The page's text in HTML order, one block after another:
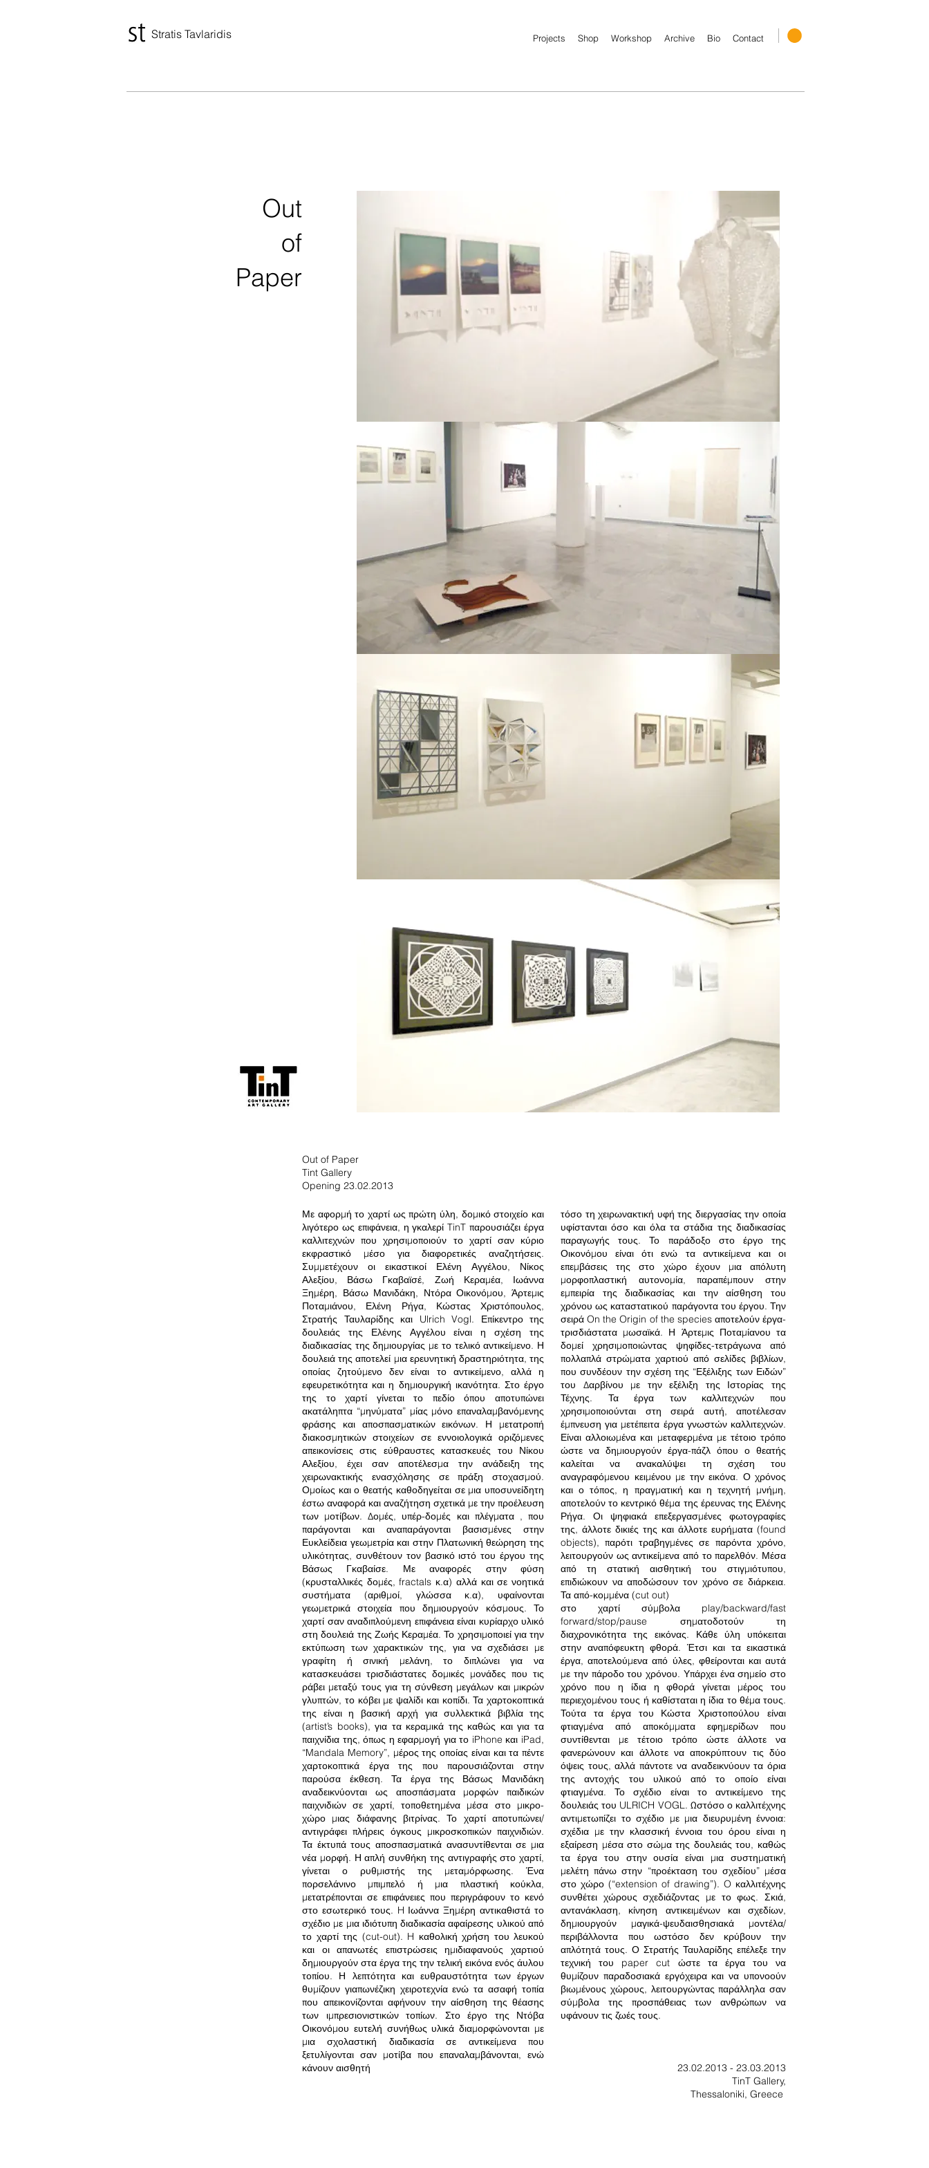
Stratis Tavlaridis Projects Shop Workshop Archive Bio Contact
Out
of
Paper
Out of Paper
Tint Gallery
Opening 23.02.2013
Με αφορμή το χαρτί ως πρώτη ύλη, δομικό στοιχείο και
λιγότερο ως επιφάνεια, η γκαλερί TinT παρουσιάζει έργα
καλλιτεχνών που χρησιμοποιούν το χαρτί σαν κύριο
εκφραστικό μέσο για διαφορετικές αναζητήσεις.
Συμμετέχουν οι εικαστικοί Ελένη Αγγέλου, Νίκος
Αλεξίου, Βάσω Γκαβαϊσέ, Ζωή Κεραμέα, Ιωάννα
Ξημέρη, Βάσω Μανιδάκη, Ντόρα Οικονόμου, Άρτεμις
Ποταμιάνου, Ελένη Ρήγα, Κώστας Χριστόπουλος,
Στρατής Ταυλαρίδης και Ulrich Vogl. Επίκεντρο της
δουλειάς της Ελένης Αγγέλου είναι η σχέση της
διαδικασίας της δημιουργίας με το τελικό αντικείμενο. Η
δουλειά της αποτελεί μια ερευνητική δραστηριότητα, της
οποίας ζητούμενο δεν είναι το αντικείμενο, αλλά η
εφευρετικότητα και η δημιουργική ικανότητα. Στο έργο
της το χαρτί γίνεται το πεδίο όπου αποτυπώνει
ακατάληπτα “μηνύματα” μίας μόνο επαναλαμβανόμενης
φράσης και αποσπασματικών εικόνων. Η μετατροπή
διακοσμητικών στοιχείων σε εννοιολογικά οριζόμενες
απεικονίσεις στις εύθραυστες κατασκευές του Νίκου
Αλεξίου, έχει σαν αποτέλεσμα την ανάδειξη της
χειρωνακτικής ενασχόλησης σε πράξη στοχασμού.
Ομοίως και ο θεατής καθοδηγείται σε μια υποσυνείδητη
έστω αναφορά και αναζήτηση σχετικά με την προέλευση
των μοτίβων. Δομές, υπέρ-δομές και πλέγματα , που
παράγονται και αναπαράγονται βασισμένες στην
Ευκλείδεια γεωμετρία και στην Πλατωνική θεώρηση της
υλικότητας, συνθέτουν τον βασικό ιστό του έργου της
Βάσως Γκαβαίσε. Με αναφορές στην φύση
(κρυσταλλικές δομές, fractals κ.α) αλλά και σε νοητικά
συστήματα (αριθμοί, γλώσσα κ.α), υφαίνονται
γεωμετρικά στοιχεία που δημιουργούν κόσμους. Το
χαρτί σαν αναδιπλούμενη επιφάνεια είναι κυρίαρχο υλικό
στη δουλειά της Ζωής Κεραμέα. Το χρησιμοποιεί για την
εκτύπωση των χαρακτικών της, για να σχεδιάσει με
γραφίτη ή σινική μελάνη, το διπλώνει για να
κατασκευάσει τρισδιάστατες δομικές μονάδες που τις
ράβει μεταξύ τους για τη σύνθεση μεγάλων και μικρών
γλυπτών, το κόβει με ψαλίδι και κοπίδι. Τα χαρτοκοπτικά
της είναι η βασική αρχή για συλλεκτικά βιβλία της
(artist’s books), για τα κεραμικά της καθώς και για τα
παιχνίδια της, όπως η εφαρμογή για το iPhone και iPad,
“Mandala Memory”, μέρος της οποίας είναι και τα πέντε
χαρτοκοπτικά έργα της που παρουσιάζονται στην
παρούσα έκθεση. Τα έργα της Βάσως Μανιδάκη
αναδεικνύονται ως αποσπάσματα μορφών παιδικών
παιχνιδιών σε χαρτί, τοποθετημένα μέσα στο μικρο-
χώρο μιας διάφανης βιτρίνας. Το χαρτί αποτυπώνει/
αντιγράφει πλήρεις όγκους μικροσκοπικών παιχνιδιών.
Τα έκτυπά τους αποσπασματικά ανασυντίθενται σε μια
νέα μορφή. Η απλή συνθήκη της αντιγραφής στο χαρτί,
γίνεται ο ρυθμιστής της μεταμόρφωσης. Ένα
πορσελάνινο μπιμπελό ή μια πλαστική κούκλα,
μετατρέπονται σε επιφάνειες που περιγράφουν το κενό
στο εσωτερικό τους. H Ιωάννα Ξημέρη αντικαθιστά το
σχέδιο με μια ιδιότυπη διαδικασία αφαίρεσης υλικού από
το χαρτί της (cut-out). H καθολική χρήση του λευκού
και οι απανωτές επιστρώσεις ημιδιαφανούς χαρτιού
δημιουργούν στα έργα της την τελική εικόνα ενός άυλου
τοπίου. Η λεπτότητα και ευθραυστότητα των έργων
θυμίζουν γιαπωνέζικη χειροτεχνία ενώ τα ασαφή τοπία
που απεικονίζονται αφήνουν την αίσθηση της θέασης
των ιμπρεσιονιστικών τοπίων. Στο έργο της Ντόβα
Οικονόμου ευτελή συνήθως υλικά διαμορφώνονται με
μια σχολαστική διαδικασία σε αντικείμενα που
ξετυλίγονται σαν μοτίβα που επαναλαμβάνονται, ενώ
κάνουν αισθητή
τόσο τη χειρωνακτική υφή της διεργασίας την οποία
υφίστανται όσο και όλα τα στάδια της διαδικασίας
παραγωγής τους. Το παράδοξο στο έργο της
Οικονόμου είναι ότι ενώ τα αντικείμενα και οι
επεμβάσεις της στο χώρο έχουν μια απόλυτη
μορφοπλαστική αυτονομία, παραπέμπουν στην
εμπειρία της διαδικασίας και την αίσθηση του
χρόνου ως καταστατικού παράγοντα του έργου. Την
σειρά On the Origin of the species αποτελούν έργα-
τρισδιάστατα μωσαϊκά. Η Άρτεμις Ποταμίανου τα
δομεί χρησιμοποιώντας ψηφίδες-τετράγωνα από
πολλαπλά στρώματα χαρτιού από σελίδες βιβλίων,
που συνδέουν την σχέση της “Εξέλιξης των Ειδών”
του Δαρβίνου με την εξέλιξη της Ιστορίας της
Τέχνης. Τα έργα των καλλιτεχνών που
χρησιμοποιούνται στη σειρά αυτή, αποτέλεσαν
έμπνευση για μετέπειτα έργα γνωστών καλλιτεχνών.
Είναι αλλοιωμένα και μεταφερμένα με τέτοιο τρόπο
ώστε να δημιουργούν έργα-πάζλ όπου ο θεατής
καλείται να ανακαλύψει τη σχέση του
αναγραφόμενου κειμένου με την εικόνα. Ο χρόνος
και ο τόπος, η πραγματική και η τεχνητή μνήμη,
αποτελούν το κεντρικό θέμα της έρευνας της Ελένης
Ρήγα. Οι ψηφιακά επεξεργασμένες φωτογραφίες
της, άλλοτε δικιές της και άλλοτε ευρήματα (found
objects), παρότι τραβηγμένες σε παρόντα χρόνο,
λειτουργούν ως αντικείμενα από το παρελθόν. Μέσα
από τη στατική αισθητική του στιγμιότυπου,
επιδιώκουν να αποδώσουν τον χρόνο σε διάρκεια.
Τα από-κομμένα (cut out)
στο χαρτί σύμβολα play/backward/fast
forward/stop/pause σηματοδοτούν τη
διαχρονικότητα της εικόνας. Κάθε ύλη υπόκειται
στην αναπόφευκτη φθορά. Έτσι και τα εικαστικά
έργα, αποτελούμενα από ύλες, φθείρονται και αυτά
με την πάροδο του χρόνου. Υπάρχει ένα σημείο στο
χρόνο που η ίδια η φθορά γίνεται μέρος του
περιεχομένου τους ή καθίσταται η ίδια το θέμα τους.
Τούτα τα έργα του Κώστα Χριστοπούλου είναι
φτιαγμένα από αποκόμματα εφημερίδων που
συντίθενται με τέτοιο τρόπο ώστε άλλοτε να
φανερώνουν και άλλοτε να αποκρύπτουν τις δύο
όψεις τους, αλλά πάντοτε να αναδεικνύουν τα όρια
της αντοχής του υλικού από το οποίο είναι
φτιαγμένα. Το σχέδιο είναι το αντικείμενο της
δουλειάς του ULRICH VOGL. Ωστόσο ο καλλιτέχνης
αντιμετωπίζει το σχέδιο με μια διευρυμένη έννοια:
σχέδια με την κλασσική έννοια του όρου είναι η
εξαίρεση μέσα στο σώμα της δουλειάς του, καθώς
τα έργα του στην ουσία είναι μια συστηματική
μελέτη πάνω στην “προέκταση του σχεδίου” μέσα
στο χώρο (“extension of drawing”). O καλλιτέχνης
συνθέτει χώρους σχεδιάζοντας με το φως. Σκιά,
αντανάκλαση, κίνηση αντικειμένων και σχεδίων,
δημιουργούν μαγικά-ψευδαισθησιακά μοντέλα/
περιβάλλοντα που ωστόσο δεν κρύβουν την
απλότητά τους. Ο Στρατής Ταυλαρίδης επέλεξε την
τεχνική του paper cut ώστε τα έργα του να
θυμίζουν παραδοσιακά εργόχειρα και να υπονοούν
βιωμένους χώρους, λειτουργώντας παράλληλα σαν
σύμβολα της προσπάθειας των ανθρώπων να
υφάνουν τις ζωές τους.
23.02.2013 - 23.03.2013
TinT Gallery,
Thessaloniki, Greece